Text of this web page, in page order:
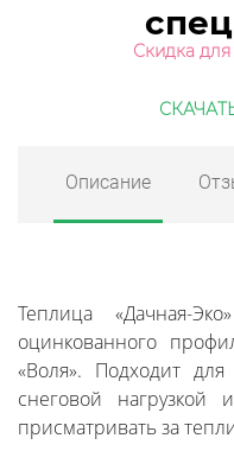
Скидка для
Описание
Теплица «Дачная-
оцинкованного
«Воля». Подходит
снеговой нагрузкой
присматривать за